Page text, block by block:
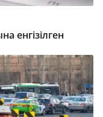
енгізілген